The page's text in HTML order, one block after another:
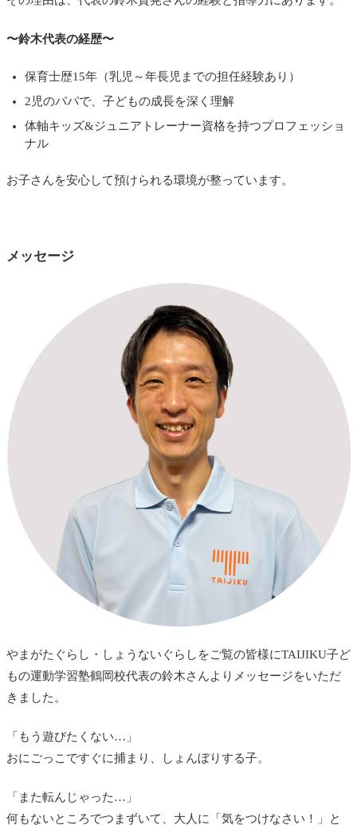
〜鈴木代表の経歴〜
保育士歴15年（乳児～年長児までの担任経験あり）
2児のパパで、子どもの成長を深く理解
体軸キッズ&ジュニアトレーナー資格を持つプロフェッショ
ナル
お子さんを安心して預けられる環境が整っています。
メッセージ
やまがたぐらし・しょうないぐらしをご覧の皆様にTAIJIKU子ど
もの運動学習塾鶴岡校代表の鈴木さんよりメッセージをいただ
きました。
「もう遊びたくない…」
おにごっこですぐに捕まり、しょんぼりする子。
「また転んじゃった…」
何もないところでつまずいて、大人に「気をつけなさい！」と